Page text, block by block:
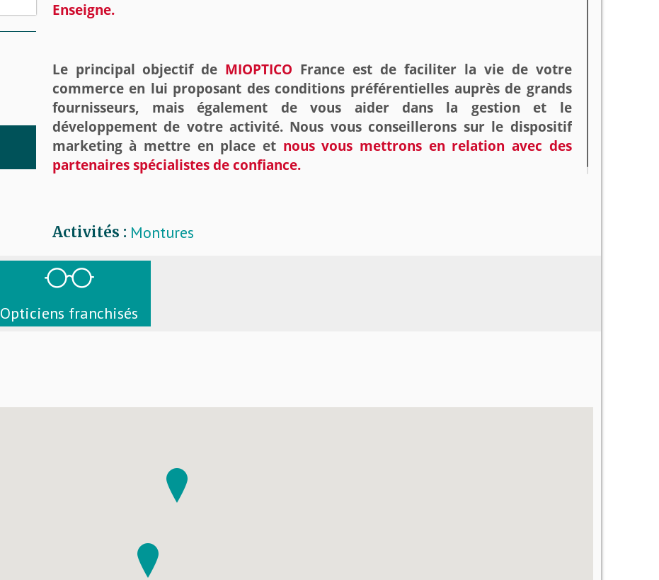
Enseigne.
Le principal objectif de MIOPTICO France est de faciliter la vie de votre
commerce en lui proposant des conditions préférentielles auprès de grands
fournisseurs, mais également de vous aider dans la gestion et le
développement de votre activité. Nous vous conseillerons sur le dispositif
marketing à mettre en place et nous vous mettrons en relation avec des
partenaires spécialistes de confiance.
Activités : Montures
Opticiens franchisés